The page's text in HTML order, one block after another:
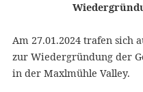
Am 27.01.2024 trafen sich
zur Wiedergründung der
in der Maxlmühle Valley.